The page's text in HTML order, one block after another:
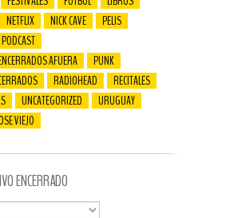
NETFLIX NICK CAVE
PELIS
PODCAST
AFUERA
PUNK
RADIOHEAD
RECITALES
UNCATEGORIZED
URUGUAY
VIEJO
ENCERRADO